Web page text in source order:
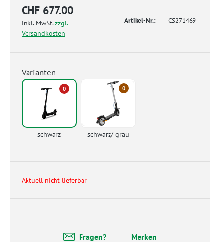
CHF 677.00
inkl. MwSt.zzgl.
Versandkosten
Artikel-Nr.: CS271469
Varianten
0
schwarz
0
schwarz/ grau
Aktuell nicht lieferbar
Fragen? Merken